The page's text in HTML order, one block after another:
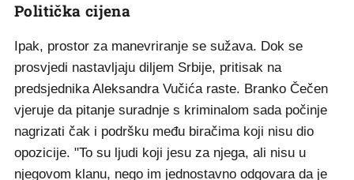
Politička cijena
Ipak, prostor za manevriranje se sužava. Dok se
prosvjedi nastavljaju diljem Srbije, pritisak na
predsjednika Aleksandra Vučića raste. Branko Čečen
vjeruje da pitanje suradnje s kriminalom sada počinje
nagrizati čak i podršku među biračima koji nisu dio
opozicije. "To su ljudi koji jesu za njega, ali nisu u
njegovom klanu, nego im jednostavno odgovara da je